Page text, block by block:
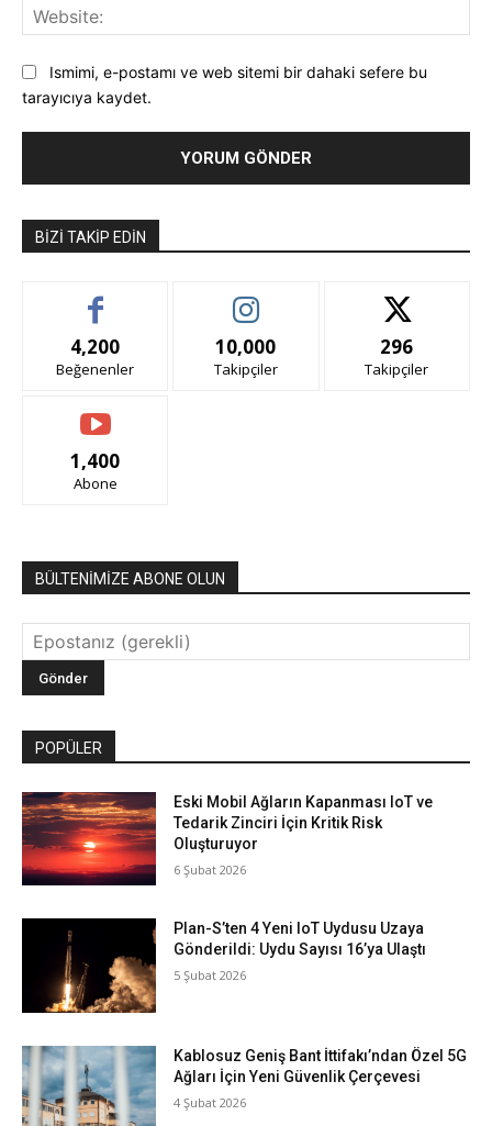
Ismimi, e-postamı ve web sitemi bir dahaki sefere bu
tarayıcıya kaydet.
BIZI TAKIP EDIN
4,200
Beğenenler
10,000
Takipçiler
296
Takipçiler
1,400
Abone
BÜLTENİMİZE ABONE OLUN
POPÜLER
Eski Mobil Ağların Kapanması IoT ve
Tedarik Zinciri İçin Kritik Risk
Oluşturuyor
6 Şubat 2026
Plan-S’ten 4 Yeni IoT Uydusu Uzaya
Gönderildi: Uydu Sayısı 16’ya Ulaştı
5 Şubat 2026
Kablosuz Geniş Bant İttifakı’ndan Özel 5G
Ağları İçin Yeni Güvenlik Çerçevesi
4 Şubat 2026